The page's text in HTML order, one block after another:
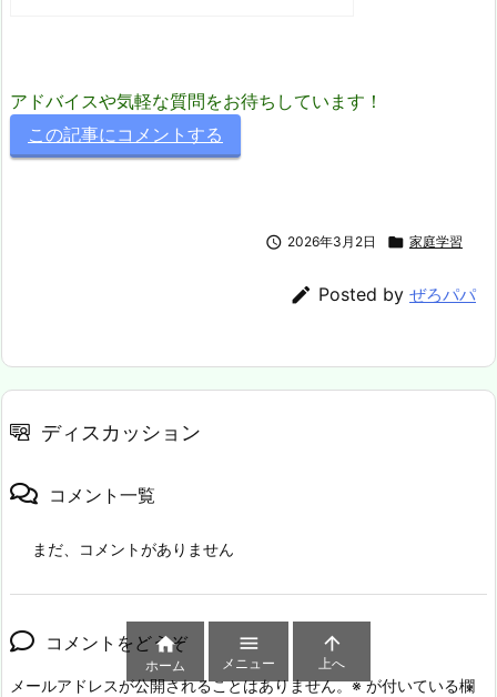
アドバイスや気軽な質問をお待ちしています！
この記事にコメントする
 2026年3月2日  家庭学習
 Posted by ぜろパパ
ディスカッション
コメント一覧
まだ、コメントがありません
コメントをどうぞ
メールアドレスが公開されることはありません。※が付いている欄

ホーム

メニュー

上へ